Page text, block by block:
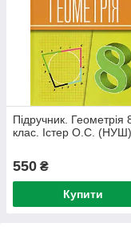
Підручник. Геометрія
клас. Істер О.С. (НУШ)
550 ₴
Купити